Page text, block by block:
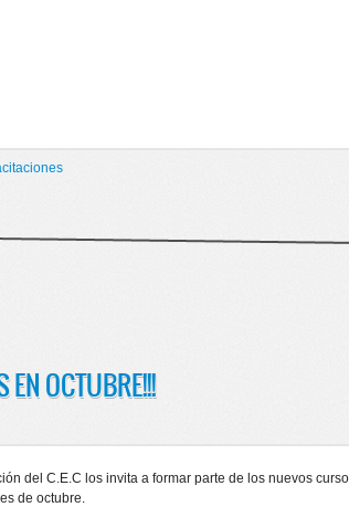
EN OCTUBRE!!!
del C.E.C los invita a formar parte de los nuevos
de octubre.